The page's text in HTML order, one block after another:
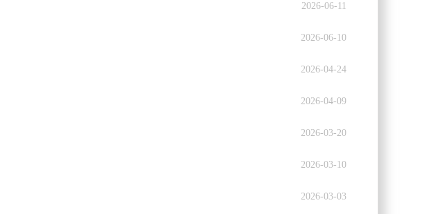
2026-06-11
2026-06-10
2026-04-24
2026-04-09
2026-03-20
2026-03-10
2026-03-03